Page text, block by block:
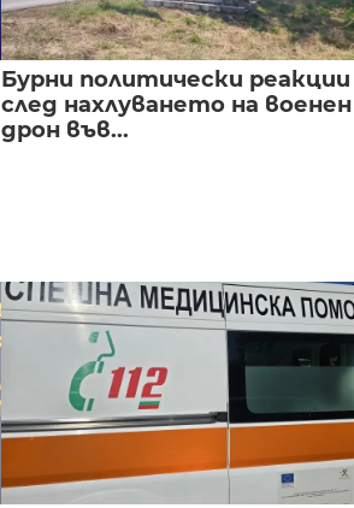
Бурни политически реакции
след нахлуването на военен
дрон във...